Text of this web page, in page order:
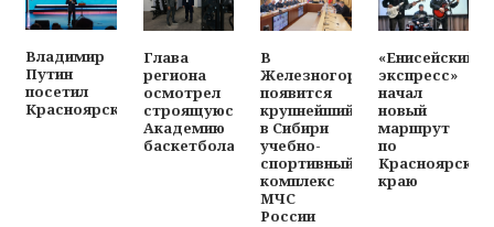
Владимир
Путин
посетил
Красноярск
Глава
региона
осмотрел
строящуюся
Академию
баскетбола
В
Железногорске
появится
крупнейший
в Сибири
учебно-
спортивный
комплекс
МЧС
России
«Енисейский
экспресс»
начал
новый
маршрут
по
краю